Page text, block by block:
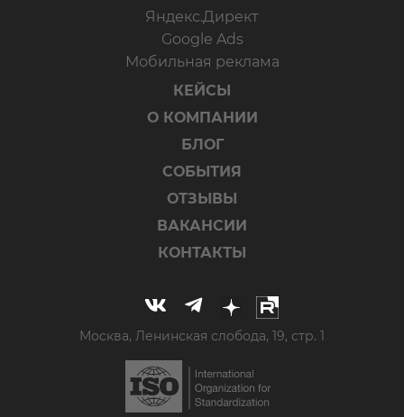
Яндекс.Директ
Google Ads
Мобильная реклама
КЕЙСЫ
О КОМПАНИИ
БЛОГ
СОБЫТИЯ
ОТЗЫВЫ
ВАКАНСИИ
КОНТАКТЫ
Москва, Ленинская слобода, 19, стр. 1